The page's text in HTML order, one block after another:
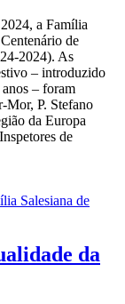
a Família
de
2024). As
– introduzido
– foram
Mor, P. Stefano
da Europa
de
da